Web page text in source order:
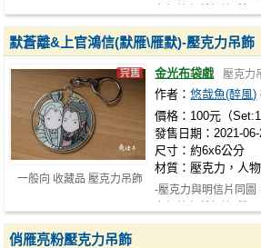
一般向 收藏品 壓克力吊飾
默蒼離&上官鴻信(默雁\雁默)-壓克力吊飾
金光布袋戲 壓克力
作者：悠哉魚(醉風)
價格：100元（
發售日期：2021-
尺寸：約6x6公分
材質：壓克力，人
-壓克力與明信片同圖
俏雁亮粉壓克力吊飾